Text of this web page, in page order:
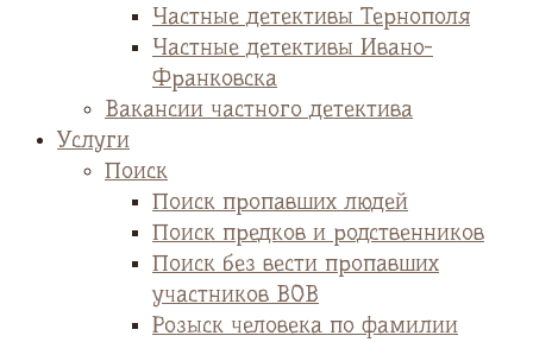
Частные детективы Тернополя
Частные детективы Ивано-
Франковска
Вакансии частного детектива
Услуги
Поиск
Поиск пропавших людей
Поиск предков и родственников
Поиск без вести пропавших
участников ВОВ
Розыск человека по фамилии